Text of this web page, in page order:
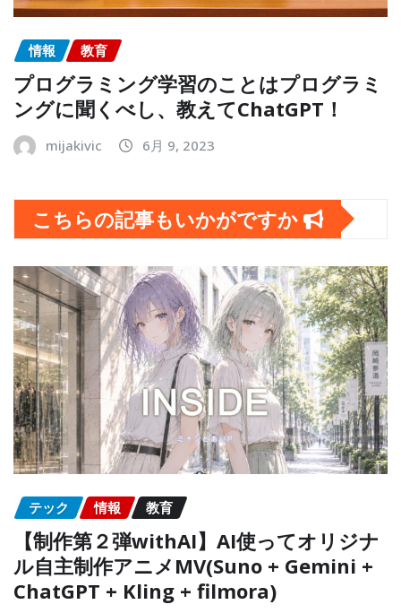
情報 教育
プログラミング学習のことはプログラミ
ングに聞くべし、教えてChatGPT！
mijakivic 6月 9, 2023
こちらの記事もいかがですか
テック 情報 教育
【制作第２弾withAI】AI使ってオリジナ
ル自主制作アニメMV(Suno + Gemini +
ChatGPT + Kling + filmora)